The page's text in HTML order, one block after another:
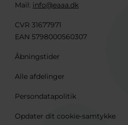
Mail: info@eaaa.dk
CVR 31677971
EAN 5798000560307
Åbningstider
Alle afdelinger
Persondatapolitik
Opdater dit cookie-samtykke